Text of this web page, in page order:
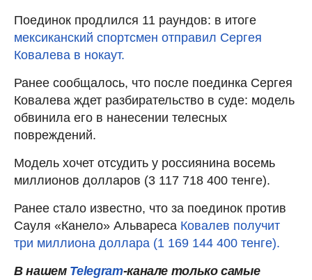
Поединок продлился 11 раундов: в итоге
мексиканский спортсмен отправил Сергея
Ковалева в нокаут.
Ранее сообщалось, что после поединка Сергея
Ковалева ждет разбирательство в суде: модель
обвинила его в нанесении телесных
повреждений.
Модель хочет отсудить у россиянина восемь
миллионов долларов (3 117 718 400 тенге).
Ранее стало известно, что за поединок против
Сауля «Канело» Альвареса Ковалев получит
три миллиона доллара (1 169 144 400 тенге).
В нашем Telegram-канале только самые